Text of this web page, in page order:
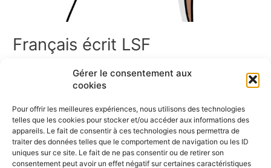
Gérer le consentement aux
cookies
Pour offrir les meilleures expériences, nous utilisons des technologies
telles que les cookies pour stocker et/ou accéder aux informations des
appareils. Le fait de consentir à ces technologies nous permettra de
traiter des données telles que le comportement de navigation ou les ID
uniques sur ce site. Le fait de ne pas consentir ou de retirer son
consentement peut avoir un effet négatif sur certaines caractéristiques
Français écrit LSF
Le français écrit en LSF Bienvenue dans l’espace Français
écrit en LSF ! Vous trouverez ici un ensemble de ressources
page rassemble des signaires thématiques, des jeux de cartes,
des mémoris, des dominos, ainsi que des vidéos pour
apprendre et pratiquer les signes liés au […]
Lire la suite »